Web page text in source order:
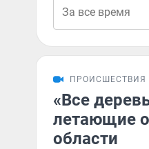
ПРОИСШЕСТВИЯ
«Все
летающие
области